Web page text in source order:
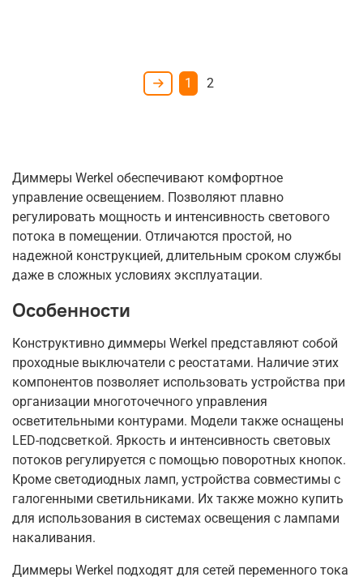
1 2
Диммеры Werkel обеспечивают комфортное
управление освещением. Позволяют плавно
регулировать мощность и интенсивность светового
потока в помещении. Отличаются простой, но
надежной конструкцией, длительным сроком службы
даже в сложных условиях эксплуатации.
Особенности
Конструктивно диммеры Werkel представляют собой
проходные выключатели с реостатами. Наличие этих
компонентов позволяет использовать устройства при
организации многоточечного управления
осветительными контурами. Модели также оснащены
LED-подсветкой. Яркость и интенсивность световых
потоков регулируется с помощью поворотных кнопок.
Кроме светодиодных ламп, устройства совместимы с
галогенными светильниками. Их также можно купить
для использования в системах освещения с лампами
накаливания.
Диммеры Werkel подходят для сетей переменного тока